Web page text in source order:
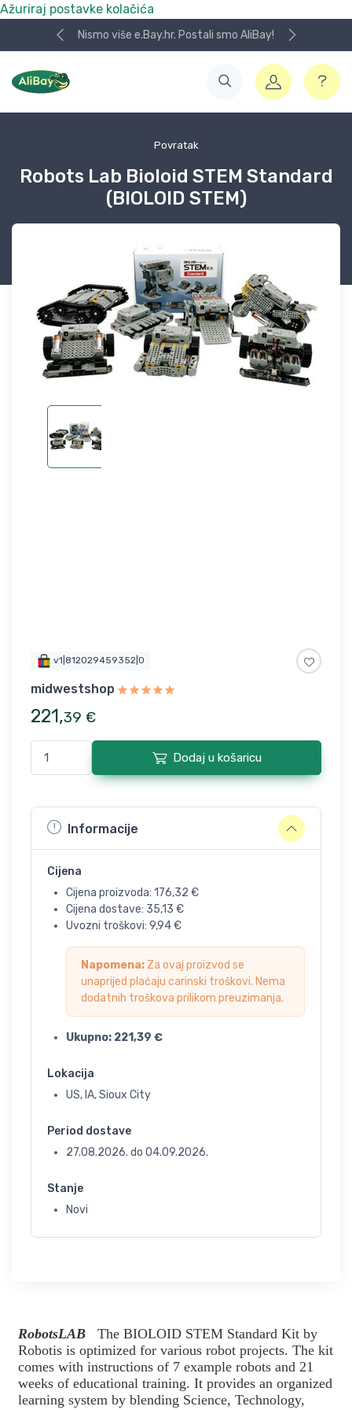
Ažuriraj postavke kolačića
Nismo više e.Bay.hr. Postali smo AliBay!
Povratak
Robots Lab Bioloid STEM Standard
(BIOLOID STEM)
v1|812029459352|0
midwestshop
221,39 €
Dodaj u košaricu
Informacije
Cijena
Cijena proizvoda: 176,32 €
Cijena dostave: 35,13 €
Uvozni troškovi: 9,94€
Napomena: Za ovaj proizvod se
unaprijed plaćaju carinski troškovi. Nema
dodatnih troškova prilikom preuzimanja.
Ukupno: 221,39 €
Lokacija
US, IA, Sioux City
Period dostave
27.08.2026. do 04.09.2026.
Stanje
Novi